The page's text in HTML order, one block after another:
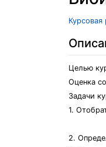
Целью
Оценка
Задачи
1.
2.